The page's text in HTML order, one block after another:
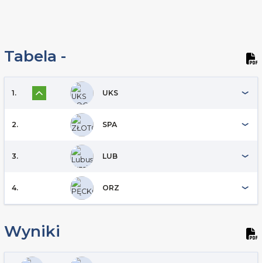
Tabela -
1. UKS
2. SPA
3. LUB
4. ORZ
Wyniki